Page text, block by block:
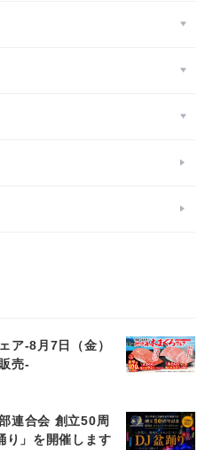
ア-8月7日（金）
売-
連合会 創立50周
り」を開催します